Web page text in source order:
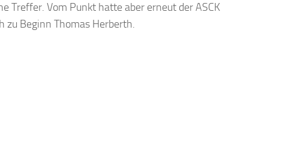
Treffer. Vom Punkt hatte aber erneut der ASCK
zu Beginn Thomas Herberth.